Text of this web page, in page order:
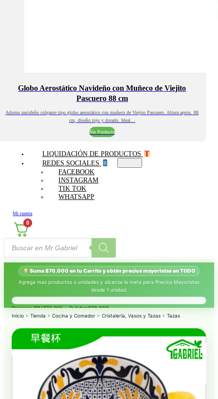
Globo Aerostático Navideño con Muñeco de Viejito
Pascuero 88 cm
Adorno navideño colgante tipo globo aerostático con muñeco de Viejito Pascuero. Altura aprox. 88
cm, diseño rojo y dorado. Ideal…
Ver Producto
LIQUIDACIÓN DE PRODUCTOS
REDES SOCIALES
FACEBOOK
INSTAGRAM
TIK TOK
WHATSAPP
Mi cuenta
0
Búsqueda
productos
Suma $70.000 en tu Carrito y obtén precios mayoristas en TODO
Agrega mas productos o unidades y alcanza la meta para Precios Mayoristas
desde 1 unidad.
Progreso:$0/ $70.000 — Te faltan$70.000.
Inicio > Tienda > Cocina y Comedor > Cristalería, Vasos y Tazas > Tazas